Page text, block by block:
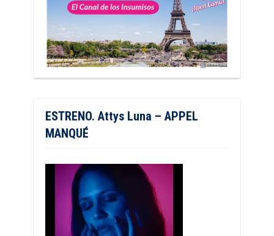
ESTRENO. Attys Luna – APPEL
MANQUÉ